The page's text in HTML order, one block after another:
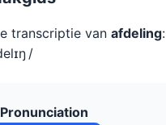
transcriptie van afdeling:
/